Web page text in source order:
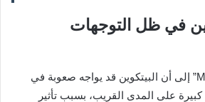
في ظل التوجهات
تشير تحليلات “Matrixport” إلى أن البيتكوين قد يواجه صعوبة في
على المدى القريب، بسبب تأثير